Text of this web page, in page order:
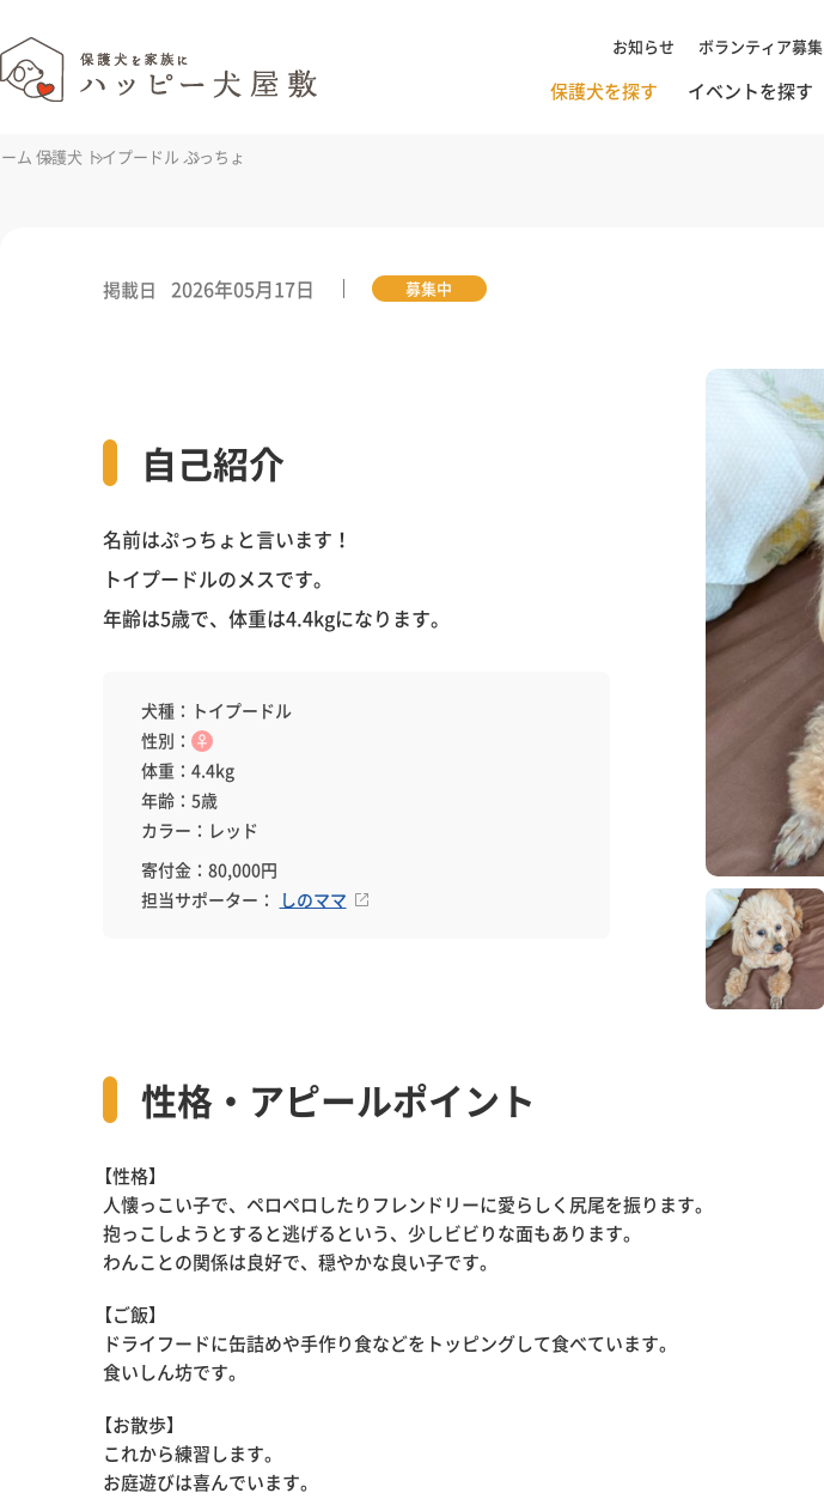
お知らせ ボランティア募集
保護犬を探す イベントを探す
ム 保護犬 トイプードル ぷっちょ
掲載日 2026年05月17日 募集中
自己紹介
名前はぷっちょと言います！
トイプードルのメスです。
年齢は5歳で、体重は4.4kgになります。
犬種：トイプードル
性別： ♀
体重：4.4kg
年齢：5歳
カラー：レッド
寄付金：80,000円
担当サポーター：
しのママ
性格・アピールポイント
【性格】
人懐っこい子で、ペロペロしたりフレンドリーに愛らしく尻尾を振ります。
抱っこしようとすると逃げるという、少しビビりな面もあります。
わんことの関係は良好で、穏やかな良い子です。
【ご飯】
ドライフードに缶詰めや手作り食などをトッピングして食べています。
食いしん坊です。
【お散歩】
これから練習します。
お庭遊びは喜んでいます。